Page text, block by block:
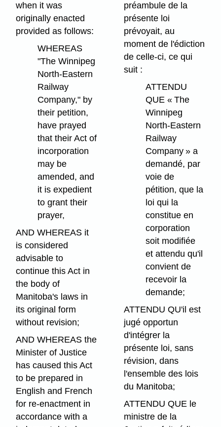
when it was
originally enacted
provided as follows:
WHEREAS
"The Winnipeg
North-Eastern
Railway
Company," by
their petition,
have prayed
that their Act of
incorporation
may be
amended, and
it is expedient
to grant their
prayer,
AND WHEREAS it
is considered
advisable to
continue this Act in
the body of
Manitoba's laws in
its original form
without revision;
AND WHEREAS the
Minister of Justice
has caused this Act
to be prepared in
English and French
for re-enactment in
accordance with a
préambule de la
présente loi
prévoyait, au
moment de l'édiction
de celle-ci, ce qui
suit :
ATTENDU
QUE « The
Winnipeg
North-Eastern
Railway
Company » a
demandé, par
voie de
pétition, que la
loi qui la
constitue en
corporation
soit modifiée
et attendu qu'il
convient de
recevoir la
demande;
ATTENDU QU'il est
jugé opportun
d'intégrer la
présente loi, sans
révision, dans
l'ensemble des lois
du Manitoba;
ATTENDU QUE le
ministre de la